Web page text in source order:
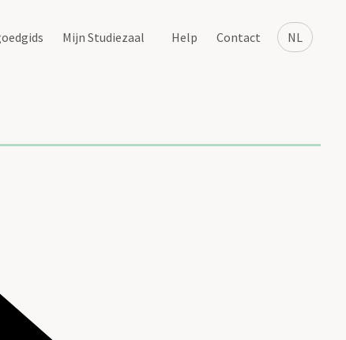
NL
Mijn Studiezaal Help Contact